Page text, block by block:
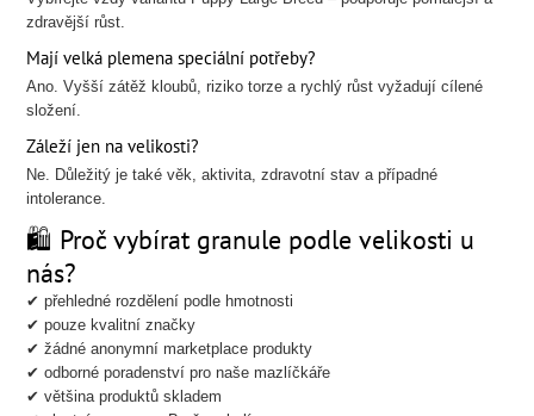
zdravější růst.
Mají velká plemena speciální potřeby?
Ano. Vyšší zátěž kloubů, riziko torze a rychlý růst vyžadují cílené
složení.
Záleží jen na velikosti?
Ne. Důležitý je také věk, aktivita, zdravotní stav a případné
intolerance.
🛍️ Proč vybírat granule podle velikosti u
nás?
✔ přehledné rozdělení podle hmotnosti
✔ pouze kvalitní značky
✔ žádné anonymní marketplace produkty
✔ odborné poradenství pro naše mazlíčkáře
✔ většina produktů skladem